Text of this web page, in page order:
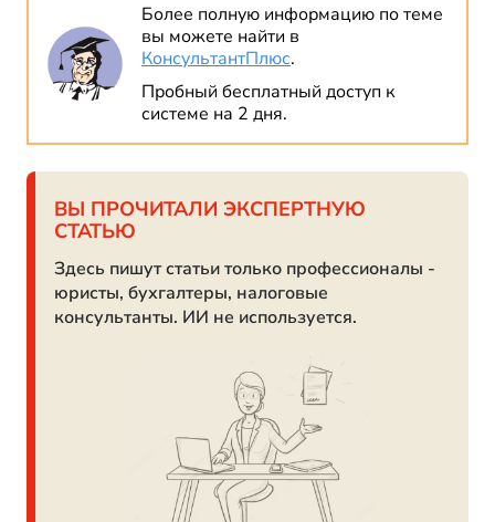
Более полную информацию по теме
вы можете найти в
КонсультантПлюс.
Пробный бесплатный доступ к
системе на 2 дня.
ВЫ ПРОЧИТАЛИ ЭКСПЕРТНУЮ
СТАТЬЮ
Здесь пишут статьи только профессионалы -
юристы, бухгалтеры, налоговые
консультанты. ИИ не используется.